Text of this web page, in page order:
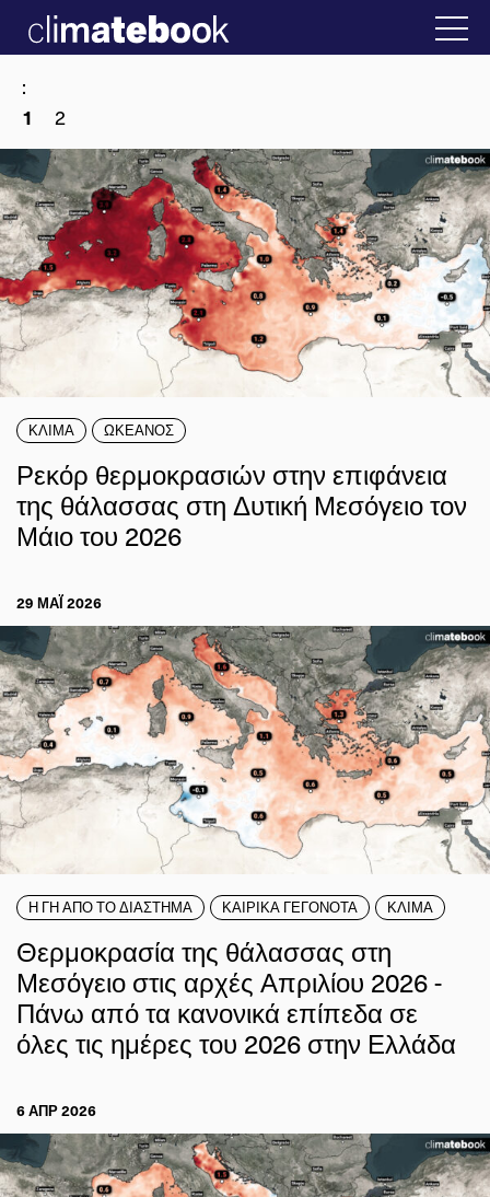
22 ΙΑΝ 2026 2025 Η άβολη αλήθεια για
:
1
2
ΚΛΙΜΑ ΩΚΕΑΝΟΣ
Ρεκόρ θερμοκρασιών στην επιφάνεια
της θάλασσας στη Δυτική Μεσόγειο τον
Μάιο του 2026
29 ΜΑΪ́ 2026
Η ΓΗ ΑΠΟ ΤΟ ΔΙΑΣΤΗΜΑ ΚΑΙΡΙΚΑ ΓΕΓΟΝΟΤΑ ΚΛΙΜΑ
Θερμοκρασία της θάλασσας στη
Μεσόγειο στις αρχές Απριλίου 2026 -
Πάνω από τα κανονικά επίπεδα σε
όλες τις ημέρες του 2026 στην Ελλάδα
6 ΑΠΡ 2026